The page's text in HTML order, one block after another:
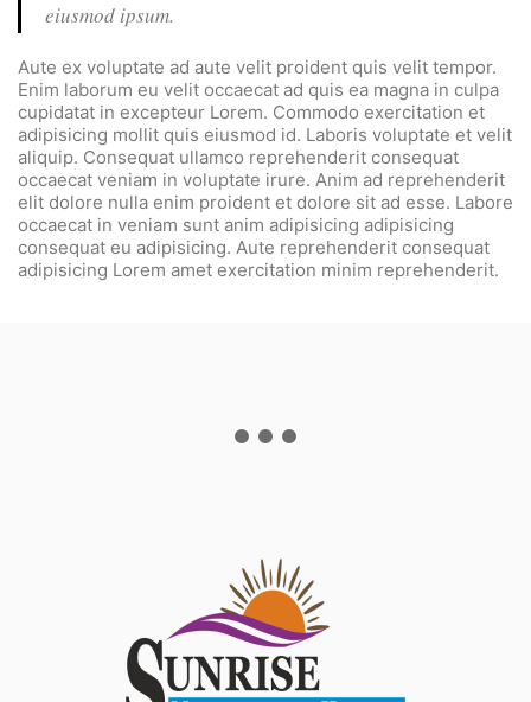
eiusmod ipsum.
Aute ex voluptate ad aute velit proident quis velit tempor.
Enim laborum eu velit occaecat ad quis ea magna in culpa
cupidatat in excepteur Lorem. Commodo exercitation et
adipisicing mollit quis eiusmod id. Laboris voluptate et velit
aliquip. Consequat ullamco reprehenderit consequat
occaecat veniam in voluptate irure. Anim ad reprehenderit
elit dolore nulla enim proident et dolore sit ad esse. Labore
occaecat in veniam sunt anim adipisicing adipisicing
consequat eu adipisicing. Aute reprehenderit consequat
adipisicing Lorem amet exercitation minim reprehenderit.